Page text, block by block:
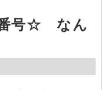
番号☆ なん